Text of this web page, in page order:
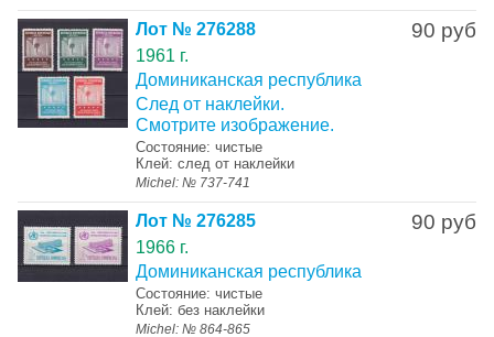
90 руб
Лот № 276288
1961 г.
Доминиканская республика
След от наклейки.
Смотрите изображение.
Состояние: чистые
Клей: след от наклейки
Michel: № 737-741
90 руб
Лот № 276285
1966 г.
Доминиканская республика
Состояние: чистые
Клей: без наклейки
Michel: № 864-865